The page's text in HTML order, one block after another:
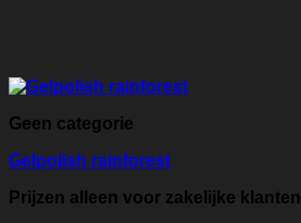
Geen categorie
Gelpolish rainforest
Prijzen alleen voor zakelijke klanten